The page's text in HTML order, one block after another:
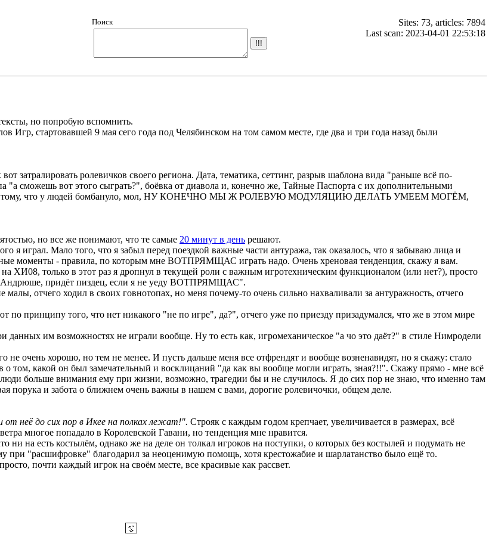
Поиск
Sites: 73, articles: 7894
Last scan: 2023-04-01 22:53:18
но попробую вспомнить.
Игр, стартовавшей 9 мая сего года под Челябинском на том самом месте, где два и три года назад были
затралировать ролевичков своего региона. Дата, тематика, сеттинг, разрыв шаблона вида "раньше всё по-
"а сможешь вот этого сыграть?", боёвка от диавола и, конечно же, Тайные Паспорта с их дополнительными
к тому, что у людей бомбануло, мол, НУ КОНЕЧНО МЫ Ж РОЛЕВУЮ МОДУЛЯЦИЮ ДЕЛАТЬ УМЕЕМ МОГЁМ,
но все же понимают, что те самые 20 минут в день решают.
я играл. Мало того, что я забыл перед поездкой важные части антуража, так оказалось, что я забываю лица и
моменты - правила, по которым мне ВОТПРЯМЩАС играть надо. Очень хреновая тенденция, скажу я вам.
ХИ08, только в этот раз я дропнул в текущей роли с важным игротехническим функционалом (или нет?), просто
Андрюше, придёт пиздец, если я не уеду ВОТПРЯМЩАС".
отчего ходил в своих говнотопах, но меня почему-то очень сильно нахваливали за антуражность, отчего
принципу того, что нет никакого "не по игре", да?", отчего уже по приезду призадумался, что же в этом мире
им возможностях не играли вообще. Ну то есть как, игромеханическое "а чо это даёт?" в стиле Нимродели
очень хорошо, но тем не менее. И пусть дальше меня все отфрендят и вообще возненавидят, но я скажу: стало
о том, какой он был замечательный и восклицаний "да как вы вообще могли играть, зная?!!". Скажу прямо - мне всё
больше внимания ему при жизни, возможно, трагедии бы и не случилось. Я до сих пор не знаю, что именно там
порука и забота о ближнем очень важны в нашем с вами, дорогие ролевичочки, общем деле.
неё до сих пор в Икее на полках лежат!". Строяк с каждым годом крепчает, увеличивается в размерах, всё
многое попадало в Королевской Гавани, но тенденция мне нравится.
ни на есть костылём, однако же на деле он толкал игроков на поступки, о которых без костылей и подумать не
при "расшифровке" благодарил за неоценимую помощь, хотя крестожабие и шарлатанство было ещё то.
почти каждый игрок на своём месте, все красивые как рассвет.